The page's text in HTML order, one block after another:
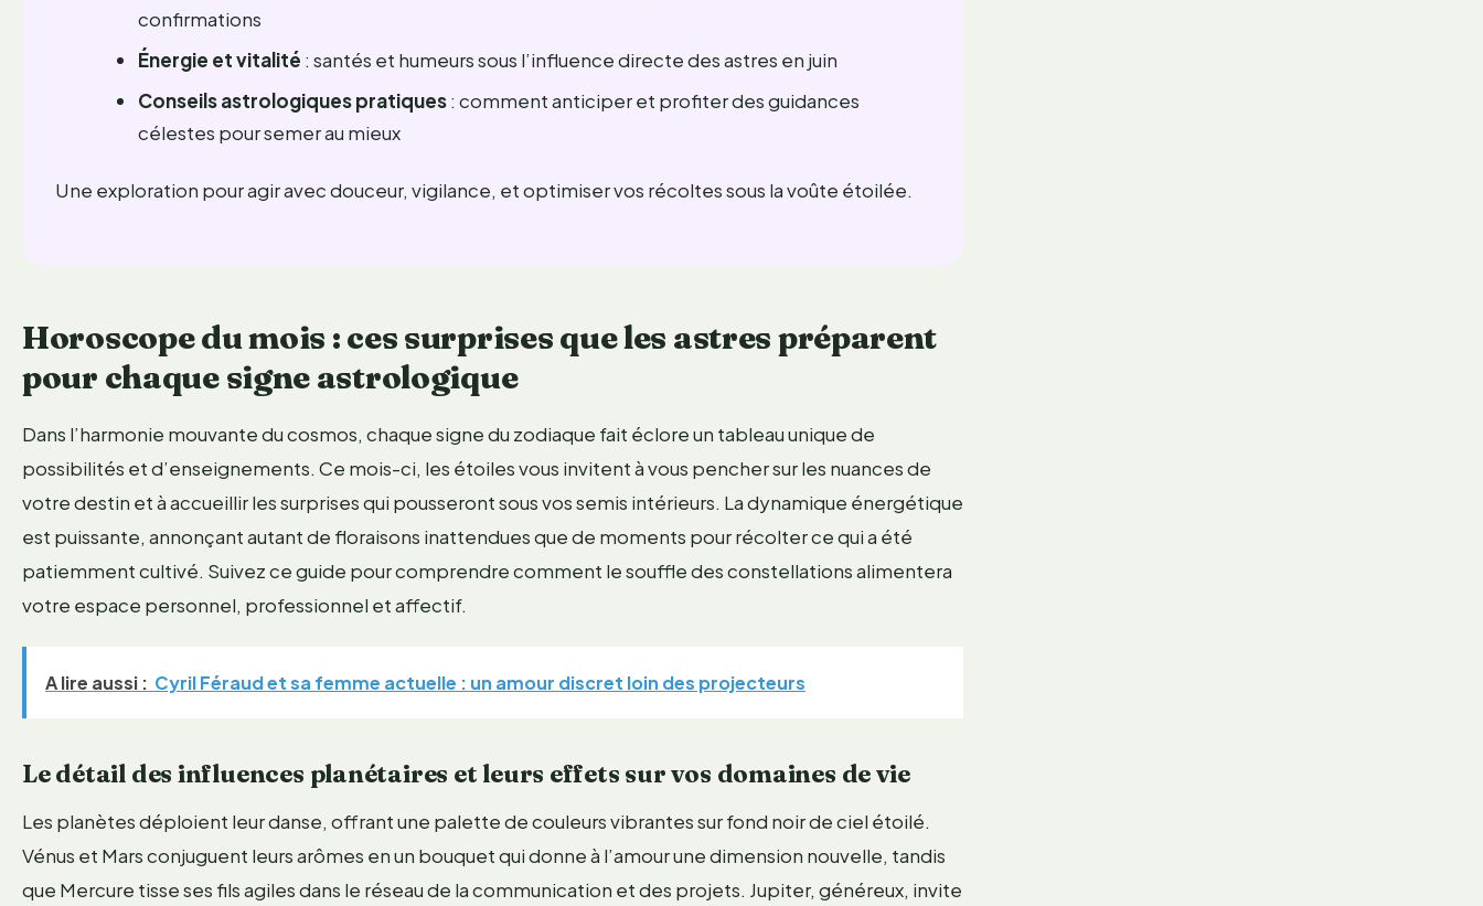
confirmations
Énergie et vitalité : santés et humeurs sous l’influence directe des astres en juin
Conseils astrologiques pratiques: comment anticiper et profiter des guidances
célestes pour semer au mieux
Une exploration pour agir avec douceur, vigilance, et optimiser vos récoltes sous la voûte étoilée.
Horoscope du mois : ces surprises que les astres préparent
pour chaque signe astrologique
Dans l’harmonie mouvante du cosmos, chaque signe du zodiaque fait éclore un tableau unique de
possibilités et d’enseignements. Ce mois-ci, les étoiles vous invitent à vous pencher sur les nuances de
votre destin et à accueillir les surprises qui pousseront sous vos semis intérieurs. La dynamique énergétique
est puissante, annonçant autant de floraisons inattendues que de moments pour récolter ce qui a été
patiemment cultivé. Suivez ce guide pour comprendre comment le souffle des constellations alimentera
votre espace personnel, professionnel et affectif.
A lire aussi : Cyril Féraud et sa femme actuelle : un amour discret loin des projecteurs
Le détail des influences planétaires et leurs effets sur vos domaines de vie
Les planètes déploient leur danse, offrant une palette de couleurs vibrantes sur fond noir de ciel étoilé.
Vénus et Mars conjuguent leurs arômes en un bouquet qui donne à l’amour une dimension nouvelle, tandis
que Mercure tisse ses fils agiles dans le réseau de la communication et des projets. Jupiter, généreux, invite